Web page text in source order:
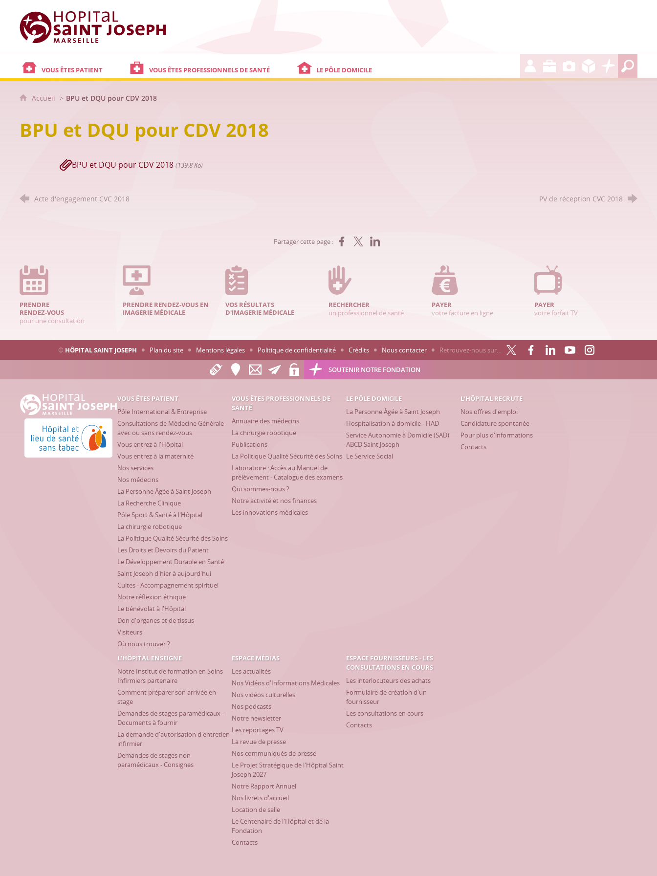
Hôpital Saint Joseph - Marseille
VOUS ÊTES PATIENT VOUS ÊTES PROFESSIONNELS DE SANTÉ LE PÔLE DOMICILE
Accueil BPU et DQU pour CDV 2018
BPU et DQU pour CDV 2018
BPU et DQU pour CDV 2018 (139.8 Ko)
Acte d'engagement CVC 2018 PV de réception CVC 2018
Partager cette page : Partager sur Facebook
Partager sur XPartager sur LinkedIn
PRENDRE
RENDEZ-VOUS
pour une consultation
PRENDRE RENDEZ-VOUS EN
IMAGERIE MÉDICALE
VOS RÉSULTATS
D'IMAGERIE MÉDICALE
RECHERCHER
un professionnel de santé
PAYER
votre facture en ligne
PAYER
votre forfait TV
© HÔPITAL SAINT JOSEPH Plan du site Mentions légales Politique de confidentialité Crédits Nous contacter Retrouvez-nous sur…
SOUTENIR NOTRE FONDATION
Hôpital Saint Joseph - Marseille
Hôpital et lieu de santé sans tabac
VOUS ÊTES PATIENT
Pôle International & Entreprise
Consultations de Médecine Générale
avec ou sans rendez-vous
Vous entrez à l'Hôpital
Vous entrez à la maternité
Nos services
Nos médecins
La Personne Âgée à Saint Joseph
La Recherche Clinique
Pôle Sport & Santé à l'Hôpital
La chirurgie robotique
La Politique Qualité Sécurité des Soins
Les Droits et Devoirs du Patient
Le Développement Durable en Santé
Saint Joseph d'hier à aujourd'hui
Cultes - Accompagnement spirituel
Notre réflexion éthique
Le bénévolat à l'Hôpital
Don d'organes et de tissus
Visiteurs
Où nous trouver ?
VOUS ÊTES PROFESSIONNELS DE
SANTÉ
Annuaire des médecins
La chirurgie robotique
Publications
La Politique Qualité Sécurité des Soins
Laboratoire : Accès au Manuel de
prélèvement - Catalogue des examens
Qui sommes-nous ?
Notre activité et nos finances
Les innovations médicales
LE PÔLE DOMICILE
La Personne Âgée à Saint Joseph
Hospitalisation à domicile - HAD
Service Autonomie à Domicile (SAD)
ABCD Saint Joseph
Le Service Social
L'HÔPITAL RECRUTE
Nos offres d'emploi
Candidature spontanée
Pour plus d'informations
Contacts
L'HÔPITAL ENSEIGNE
Notre Institut de formation en Soins
Infirmiers partenaire
Comment préparer son arrivée en
stage
Demandes de stages paramédicaux -
Documents à fournir
La demande d'autorisation d'entretien
infirmier
Demandes de stages non
paramédicaux - Consignes
ESPACE MÉDIAS
Les actualités
Nos Vidéos d'Informations Médicales
Nos vidéos culturelles
Nos podcasts
Notre newsletter
Les reportages TV
La revue de presse
Nos communiqués de presse
Le Projet Stratégique de l'Hôpital Saint
Joseph 2027
Notre Rapport Annuel
Nos livrets d'accueil
Location de salle
Le Centenaire de l'Hôpital et de la
Fondation
Contacts
ESPACE FOURNISSEURS - LES
CONSULTATIONS EN COURS
Les interlocuteurs des achats
Formulaire de création d'un
fournisseur
Les consultations en cours
Contacts